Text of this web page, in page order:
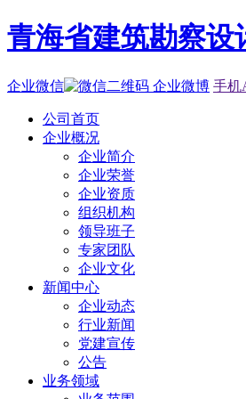
青海省建筑勘察设
企业微信 企业微博 手机
公司首页
企业概况
企业简介
企业荣誉
企业资质
组织机构
领导班子
专家团队
企业文化
新闻中心
企业动态
行业新闻
党建宣传
公告
业务领域